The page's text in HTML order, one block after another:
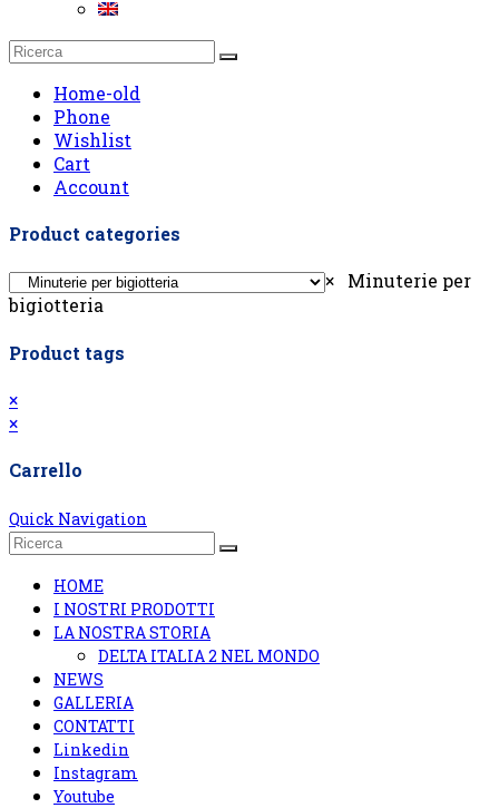
Home-old
Phone
Wishlist
Cart
Account
Product categories
× Minuterie per
bigiotteria
Product tags
×
×
Carrello
Quick Navigation
HOME
I NOSTRI PRODOTTI
LA NOSTRA STORIA
DELTA ITALIA 2 NEL MONDO
NEWS
GALLERIA
CONTATTI
Linkedin
Instagram
Youtube